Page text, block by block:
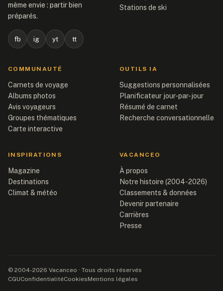
même envie : partir bien
préparés.
fb ig yt tt
Stations de ski
COMMUNAUTÉ
Carnets de voyage
Albums photos
Avis voyageurs
Groupes thématiques
Carte interactive
OUTILS IA
Suggestions personnalisées
Planificateur jour-par-jour
Résumé de carnet
Recherche conversationnelle
INSPIRATIONS
Magazine
Destinations
Climat & météo
VACANCEO
À propos
Notre histoire (2004-2026)
Classements & données
Devenir partenaire
Carrières
Presse
© 2004-2026 Vacanceo · Tous droits réservés
CGUConfidentialitéCookiesMentions légales